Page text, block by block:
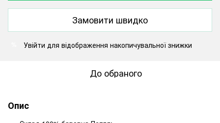
Замовити швидко
Увійти для відображення накопичувальної знижки
До обраного
Опис